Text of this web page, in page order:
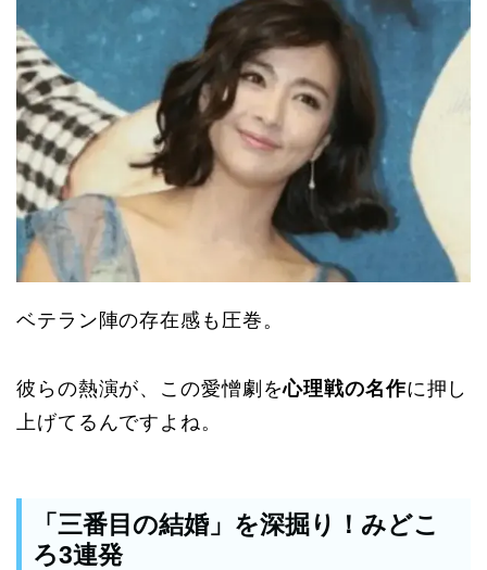
ベテラン陣の存在感も圧巻。
彼らの熱演が、この愛憎劇を心理戦の名作に押し
上げてるんですよね。
「三番目の結婚」を深掘り！みどこ
ろ3連発